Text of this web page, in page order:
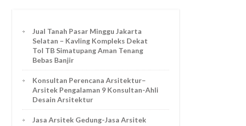
Jual Tanah Pasar Minggu Jakarta
Selatan – Kavling Kompleks Dekat
Tol TB Simatupang Aman Tenang
Bebas Banjir
Konsultan Perencana Arsitektur–
Arsitek Pengalaman 9 Konsultan-Ahli
Desain Arsitektur
Jasa Arsitek Gedung-Jasa Arsitek